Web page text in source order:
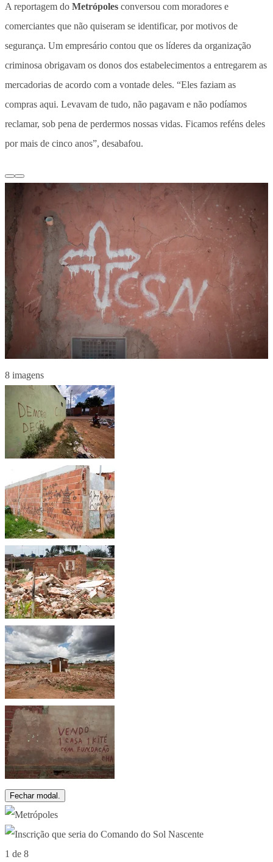
A reportagem do Metrópoles conversou com moradores e
comerciantes que não quiseram se identificar, por motivos de
segurança. Um empresário contou que os líderes da organização
criminosa obrigavam os donos dos estabelecimentos a entregarem as
mercadorias de acordo com a vontade deles. “Eles faziam as
compras aqui. Levavam de tudo, não pagavam e não podíamos
reclamar, sob pena de perdermos nossas vidas. Ficamos reféns deles
por mais de cinco anos”, desabafou.
8 imagens
Fechar modal.
1 de 8